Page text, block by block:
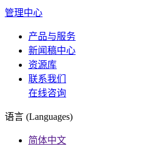
管理中心
产品与服务
新闻稿中心
资源库
联系我们
在线咨询
语言 (Languages)
简体中文